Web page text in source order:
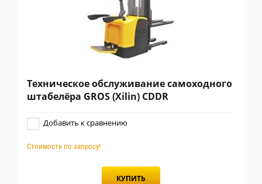
Техническое обслуживание самоходного
штабелёра GROS (Xilin) CDDR
Добавить к сравнению
Стоимость по запросу!
КУПИТЬ